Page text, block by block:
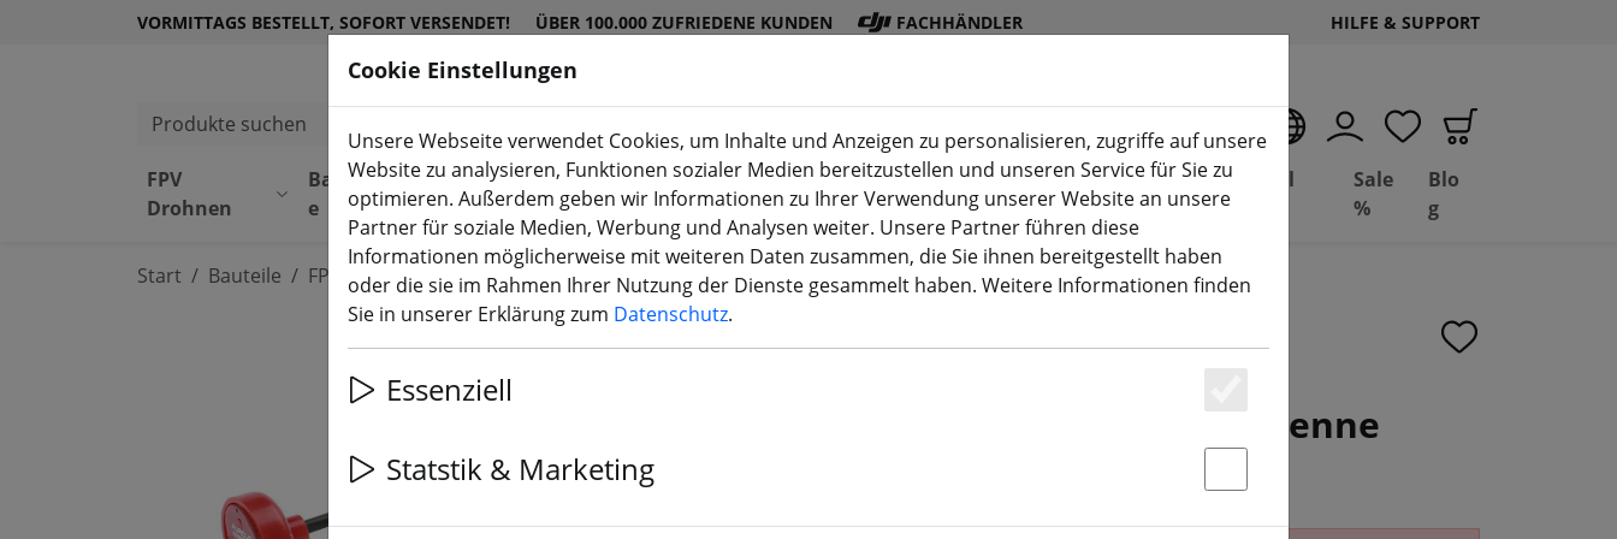
VORMITTAGS BESTELLT, SOFORT VERSENDET! ÜBER 100.000 ZUFRIEDENE KUNDEN FACHHÄNDLER HILFE & SUPPORT
Produkte suchen
FPV
Drohnen
Bauteil
e
Equipmen
t
DJI
Shop
Akku
s
Propelle
r
Zubehö
r
3D
Druck(aktuelle Seite)
Deal
Depot
Basil
Sale
%
Blo
g
Start Bauteile FPV Antennen
Furious Air Ufl 5.8Ghz Antenne
Cookie Einstellungen
Unsere Webseite verwendet Cookies, um Inhalte und Anzeigen zu personalisieren, zugriffe auf unsere
Website zu analysieren, Funktionen sozialer Medien bereitzustellen und unseren Service für Sie zu
optimieren. Außerdem geben wir Informationen zu Ihrer Verwendung unserer Website an unsere
Partner für soziale Medien, Werbung und Analysen weiter. Unsere Partner führen diese
Informationen möglicherweise mit weiteren Daten zusammen, die Sie ihnen bereitgestellt haben
oder die sie im Rahmen Ihrer Nutzung der Dienste gesammelt haben. Weitere Informationen finden
Sie in unserer Erklärung zum Datenschutz.
Essenziell
Essenziell
Statstik & Marketing